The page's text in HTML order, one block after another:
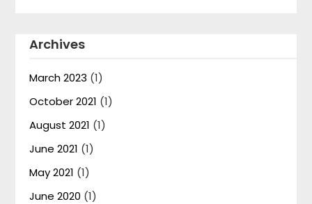
Archives
March 2023 (1)
October 2021 (1)
August 2021 (1)
June 2021 (1)
May 2021 (1)
June 2020 (1)